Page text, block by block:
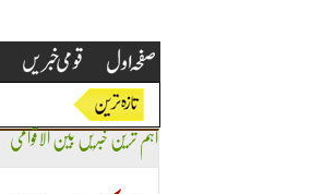
اہم ترین خبریں بین الاقوامی